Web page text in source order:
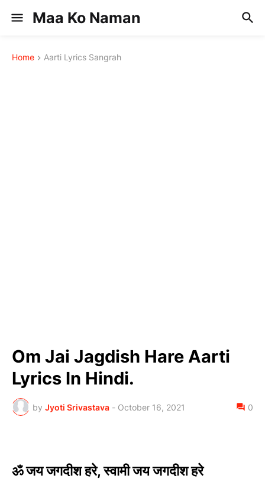
Maa Ko Naman
Home Aarti Lyrics Sangrah
Om Jai Jagdish Hare Aarti
Lyrics In Hindi.
by Jyoti Srivastava - October 16, 2021 0
ॐ जय जगदीश हरे, स्वामी जय जगदीश हरे